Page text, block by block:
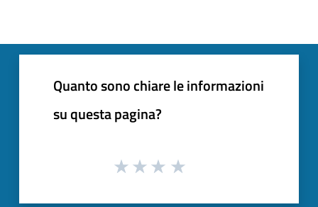
Quanto sono chiare le informazioni
su questa pagina?